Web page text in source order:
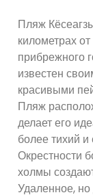
Пляж
километрах
прибрежного
известен
красивыми
Пляж
делает его
более тихий
Окрестности
холмы
Удаленное,